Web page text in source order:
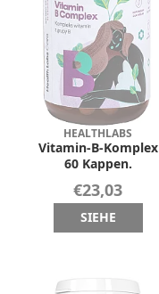
HEALTHLABS
Vitamin-B-Komplex
60 Kappen.
€23,03
SIEHE